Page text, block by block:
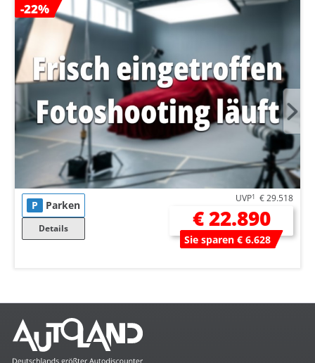
-22%
P Parken
Details
UVP1 € 29.518
€ 22.890
Sie sparen € 6.628